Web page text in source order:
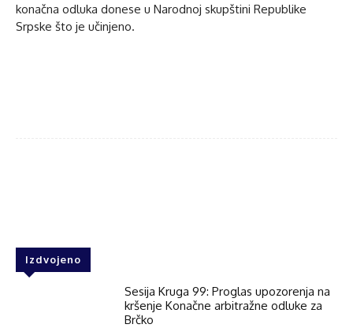
konačna odluka donese u Narodnoj skupštini Republike
Srpske što je učinjeno.
Izdvojeno
Sesija Kruga 99: Proglas upozorenja na
kršenje Konačne arbitražne odluke za
Brčko